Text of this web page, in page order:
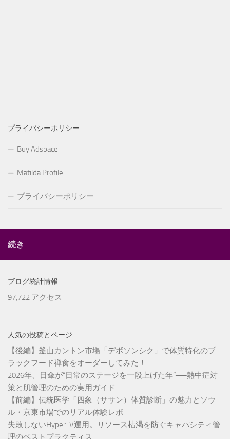
プライバシーポリシー
Buy Adspace
Matilda Profile
プライバシーポリシー
続き
ブログ統計情報
97,722 アクセス
人気の投稿とページ
【後編】釜山カントン市場「デボソンシク」で体質特化のブ
ラックフード禅食をオーダーしてみた！
2026年、日傘が“日常のステージを一段上げた年”──熱中症対
策と肌管理のための実用ガイド
【前編】伝統医学「四象（ササン）体質診断」の魅力とソウ
ル・京東市場でのリアル体験レポ
失敗しないHyper-V運用。リソース枯渇を防ぐキャパシティ管
理のベストプラクティス